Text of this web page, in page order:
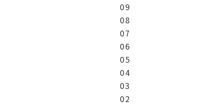
09
08
07
06
05
04
03
02